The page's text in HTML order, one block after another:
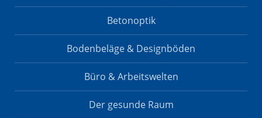
Betonoptik
Bodenbeläge & Designböden
Büro & Arbeitswelten
Der gesunde Raum